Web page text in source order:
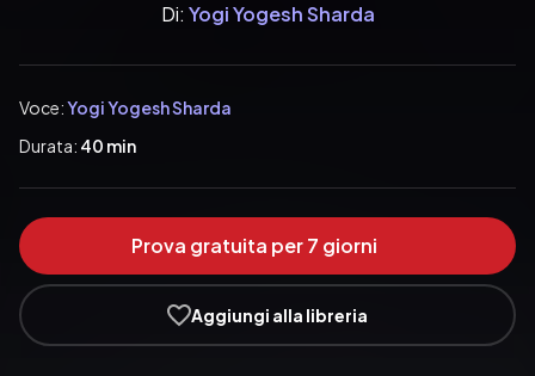
Di: Yogi Yogesh Sharda
Voce:Yogi Yogesh Sharda
Durata: 40 min
Prova gratuita per 7 giorni
Aggiungi alla libreria